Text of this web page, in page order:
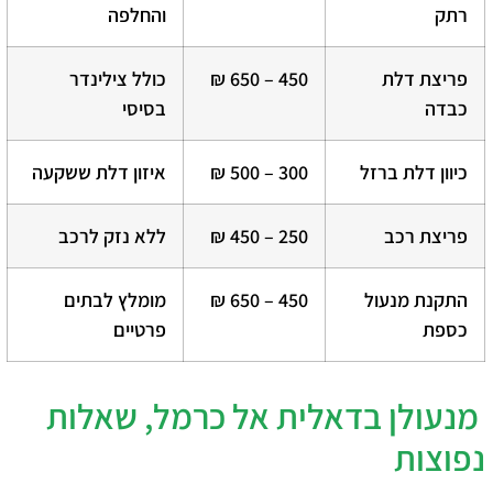
רתק
והחלפה
פריצת דלת
כבדה
450 – 650 ₪
כולל צילינדר
בסיסי
כיוון דלת ברזל 300 – 500 ₪ איזון דלת ששקעה
פריצת רכב 250 – 450 ₪ ללא נזק לרכב
התקנת מנעול
כספת
450 – 650 ₪
מומלץ לבתים
פרטיים
מנעולן בדאלית אל כרמל, שאלות
נפוצות